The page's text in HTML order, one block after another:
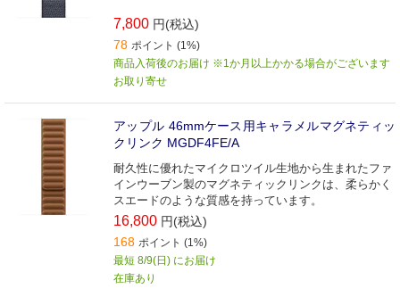
7,800 円(税込)
78 ポイント (1%)
商品入荷後のお届け ※1か月以上かかる場合がございます
お取り寄せ
アップル 46mmケース用キャラメルマグネティッ
クリンク MGDF4FE/A
耐久性に優れたマイクロツイル生地から生まれたファ
インウーブン製のマグネティックリンクは、柔らかく
スエードのような質感を持っています。
16,800 円(税込)
168 ポイント (1%)
最短 8/9(日) にお届け
在庫あり